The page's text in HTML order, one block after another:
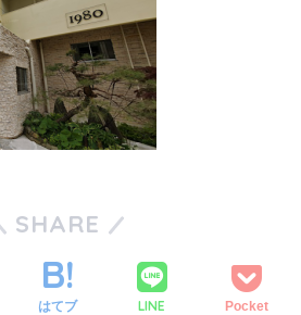
SHARE
はてブ LINE Pocket